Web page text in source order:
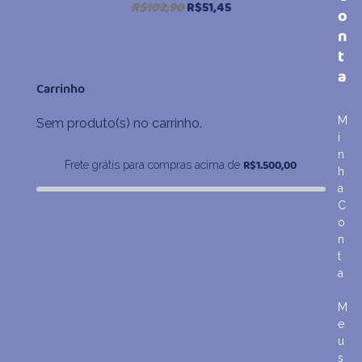
R$102,90O
R$51,45O
Carrinho
Sem produto(s) no carrinho.
Frete grátis para compras acima de R$1.500,00
o
n
t
a
M
i
n
h
a
C
o
n
t
a
M
e
u
s